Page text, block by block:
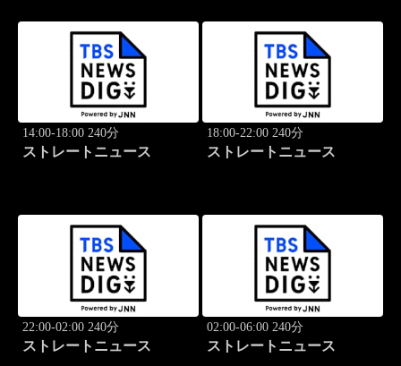
14:00-18:00 240分
ストレートニュース
18:00-22:00 240分
ストレートニュース
22:00-02:00 240分
ストレートニュース
02:00-06:00 240分
ストレートニュース